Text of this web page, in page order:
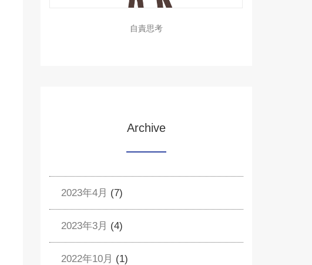
自責思考
Archive
2023年4月 (7)
2023年3月 (4)
2022年10月 (1)